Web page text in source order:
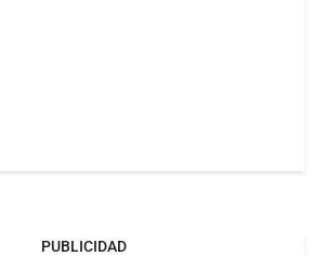
PUBLICIDAD